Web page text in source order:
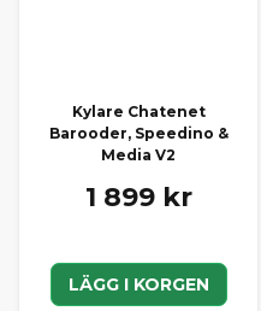
Kylare Chatenet
Barooder, Speedino &
Media V2
1 899 kr
LÄGG I KORGEN